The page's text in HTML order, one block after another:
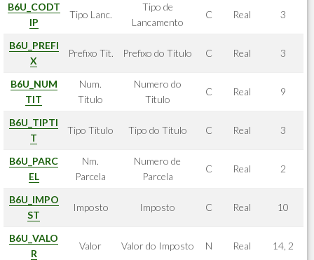
B6U_CODT
IP
Tipo Lanc.
Tipo de
Lancamento
C Real 3
B6U_PREFI
X
Prefixo Tit. Prefixo do Titulo C Real 3
B6U_NUM
TIT
Num.
Titulo
Numero do
Titulo
C Real 9
B6U_TIPTI
T
Tipo Titulo Tipo do Titulo C Real 3
B6U_PARC
EL
Nm.
Parcela
Numero de
Parcela
C Real 2
B6U_IMPO
ST
Imposto Imposto C Real 10
B6U_VALO
R
Valor Valor do Imposto N Real 14, 2